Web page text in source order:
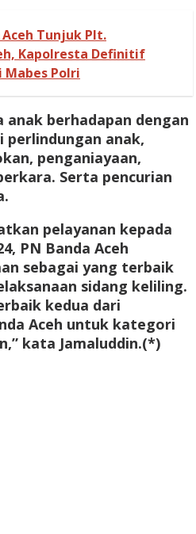
Tunjuk Plt.
Kapolresta Definitif
Mabes Polri
anak berhadapan dengan
anak,
penganiayaan,
Serta pencurian
pelayanan kepada
PN Banda Aceh
sebagai yang terbaik
sidang keliling.
kedua dari
Aceh untuk kategori
kata Jamaluddin.(*)